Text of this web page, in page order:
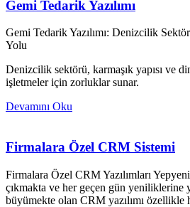
Gemi Tedarik Yazılımı
Gemi Tedarik Yazılımı: Denizcilik
Yolu
Denizcilik sektörü, karmaşık yapısı ve
işletmeler için zorluklar sunar.
Devamını Oku
Firmalara Özel CRM Sistemi
Firmalara Özel CRM Yazılımları
çıkmakta ve her geçen gün yeniliklerine
büyümekte olan CRM yazılımı özellikle